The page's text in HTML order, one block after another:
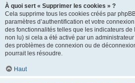
À quoi sert « Supprimer les cookies » ?
Cela supprime tous les cookies créés par
paramètres d’authentification et votre
des fonctionnalités telles que les indicateurs de
non lu) si cela a été activé par un
des problèmes de connexion ou de
pourrait les résoudre.
Haut